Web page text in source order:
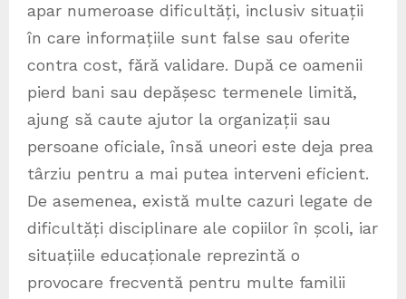
apar numeroase dificultăți, inclusiv situații
în care informațiile sunt false sau oferite
contra cost, fără validare. După ce oamenii
pierd bani sau depășesc termenele limită,
ajung să caute ajutor la organizații sau
persoane oficiale, însă uneori este deja prea
târziu pentru a mai putea interveni eficient.
De asemenea, există multe cazuri legate de
dificultăți disciplinare ale copiilor în școli, iar
situațiile educaționale reprezintă o
provocare frecventă pentru multe familii